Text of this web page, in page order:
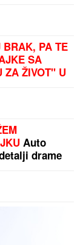
na
drvene i
intimnim